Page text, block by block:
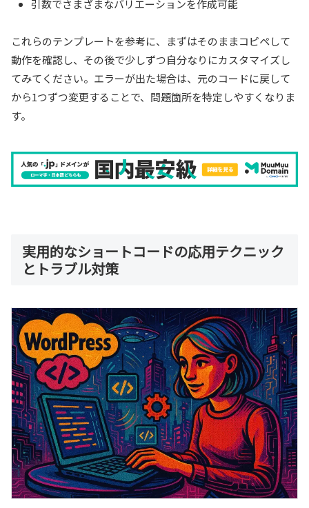
引数でさまざまなバリエーションを作成可能
これらのテンプレートを参考に、まずはそのままコピペして
動作を確認し、その後で少しずつ自分なりにカスタマイズし
てみてください。エラーが出た場合は、元のコードに戻して
から1つずつ変更することで、問題箇所を特定しやすくなりま
す。
実用的なショートコードの応用テクニック
とトラブル対策